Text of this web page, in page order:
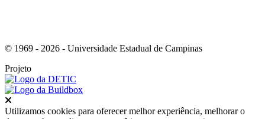
© 1969 - 2026 - Universidade Estadual de Campinas
Projeto
Utilizamos cookies para oferecer melhor experiência, melhorar o